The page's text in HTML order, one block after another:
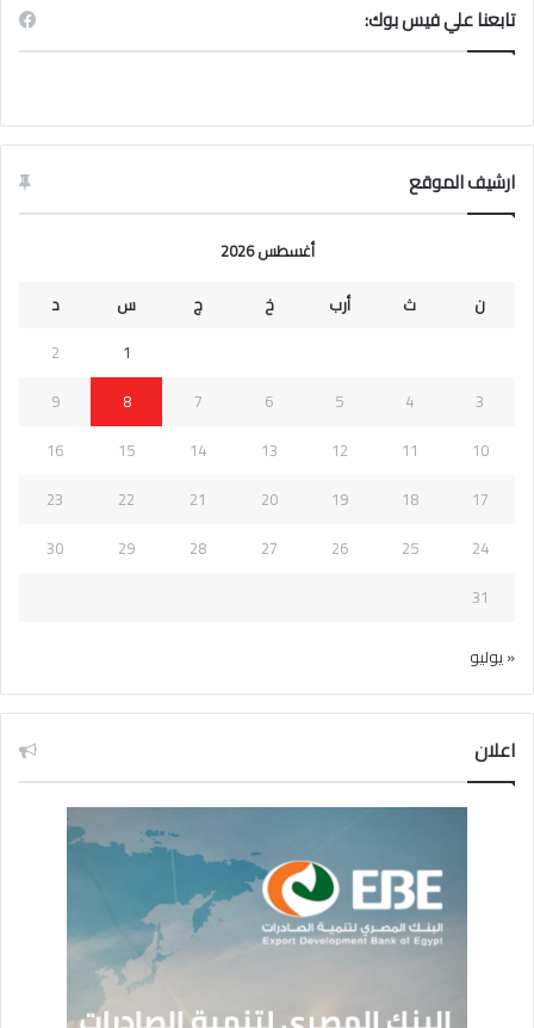
تابعنا علي فيس بوك:
ارشيف الموقع
أغسطس 2026
ن
ث أرب خ ج س
د
1
2
3
4
5
6
7
8
9
10
11
12
13
14
15
16
17
18
19
20
21
22
23
24
25
26
27
28
29
30
31
« يوليو
اعلان